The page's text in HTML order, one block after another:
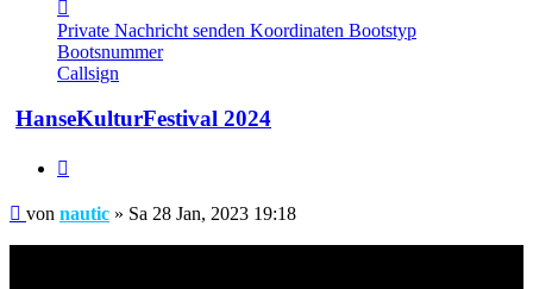
von
nautic
Private Nachricht senden Koordinaten Bootstyp
Bootsnummer
Callsign
HanseKulturFestival 2024
Beitrag
von nautic » Sa 28 Jan, 2023 19:18